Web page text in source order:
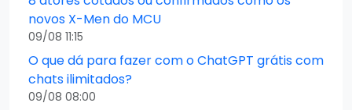
novos X-Men do MCU
09/08 11:15
O que dá para fazer com o ChatGPT grátis com
chats ilimitados?
09/08 08:00